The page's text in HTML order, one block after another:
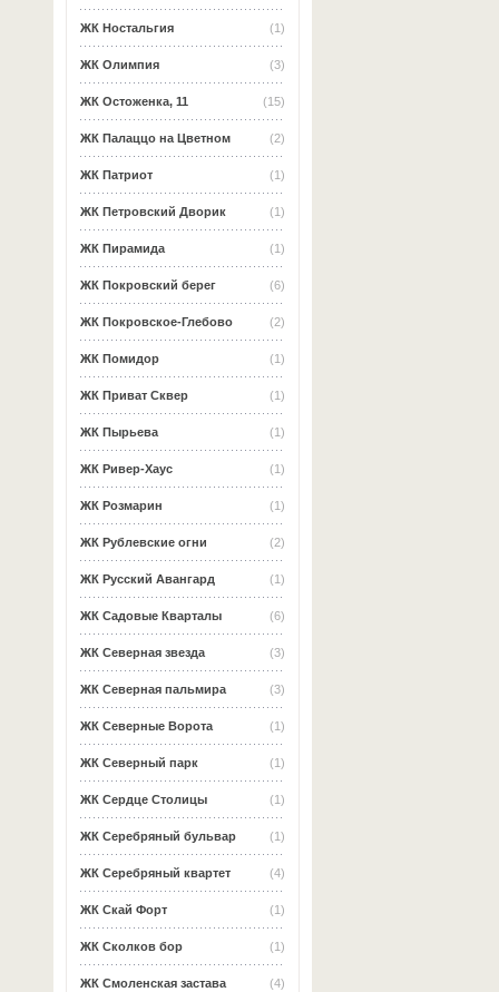
(1)
ЖК Ностальгия
(3)
ЖК Олимпия
(15)
ЖК Остоженка, 11
(2)
ЖК Палаццо на Цветном
(1)
ЖК Патриот
(1)
ЖК Петровский Дворик
(1)
ЖК Пирамида
(6)
ЖК Покровский берег
(2)
ЖК Покровское-Глебово
(1)
ЖК Помидор
(1)
ЖК Приват Сквер
(1)
ЖК Пырьева
(1)
ЖК Ривер-Хаус
(1)
ЖК Розмарин
(2)
ЖК Рублевские огни
(1)
ЖК Русский Авангард
(6)
ЖК Садовые Кварталы
(3)
ЖК Северная звезда
(3)
ЖК Северная пальмира
(1)
ЖК Северные Ворота
(1)
ЖК Северный парк
(1)
ЖК Сердце Столицы
(1)
ЖК Серебряный бульвар
(4)
ЖК Серебряный квартет
(1)
ЖК Скай Форт
(1)
ЖК Сколков бор
(4)
ЖК Смоленская застава